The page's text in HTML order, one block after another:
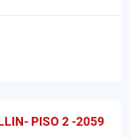
PISO 2 -2059